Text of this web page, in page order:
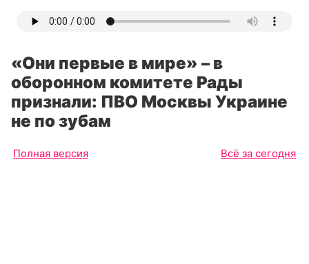
«Они первые в мире» – в
оборонном комитете Рады
признали: ПВО Москвы Украине
не по зубам
Полная версия Всё за сегодня